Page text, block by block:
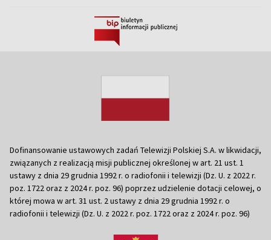
Dofinansowanie ustawowych zadań Telewizji Polskiej S.A. w likwidacji,
związanych z realizacją misji publicznej określonej w art. 21 ust. 1
ustawy z dnia 29 grudnia 1992 r. o radiofonii i telewizji (Dz. U. z 2022 r.
poz. 1722 oraz z 2024 r. poz. 96) poprzez udzielenie dotacji celowej, o
której mowa w art. 31 ust. 2 ustawy z dnia 29 grudnia 1992 r. o
radiofonii i telewizji (Dz. U. z 2022 r. poz. 1722 oraz z 2024 r. poz. 96)